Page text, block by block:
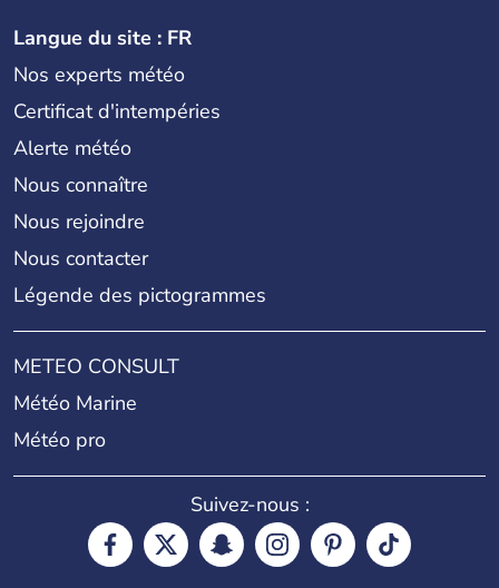
Langue du site : FR
Nos experts météo
Certificat d'intempéries
Alerte météo
Nous connaître
Nous rejoindre
Nous contacter
Légende des pictogrammes
METEO CONSULT
Météo Marine
Météo pro
Suivez-nous :